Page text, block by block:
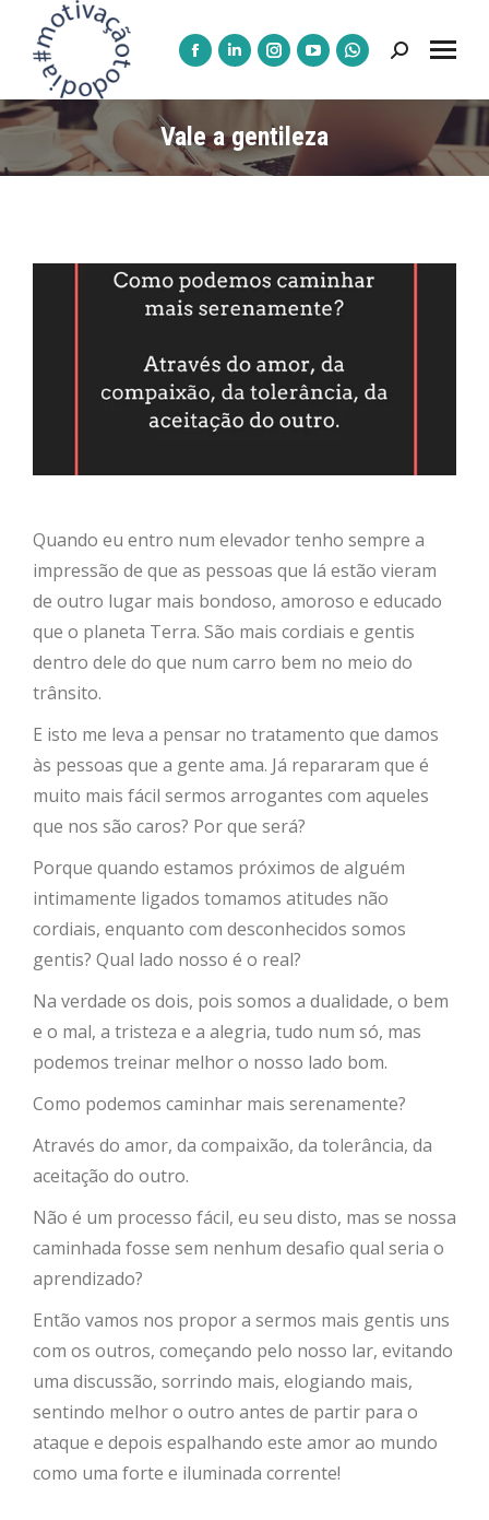
A
página
Facebook
abre
janela
A
página
LinkedIn
abre
janela
A
página
Instagram
abre
janela
A
página
YouTube
janela
A
página
janela
Pesquisar:
Vale a gentileza
Quando eu entro num elevador tenho sempre a
impressão de que as pessoas que lá estão vieram
de outro lugar mais bondoso, amoroso e educado
que o planeta Terra. São mais cordiais e gentis
dentro dele do que num carro bem no meio do
trânsito.
E isto me leva a pensar no tratamento que damos
às pessoas que a gente ama. Já repararam que é
muito mais fácil sermos arrogantes com aqueles
que nos são caros? Por que será?
Porque quando estamos próximos de alguém
intimamente ligados tomamos atitudes não
cordiais, enquanto com desconhecidos somos
gentis? Qual lado nosso é o real?
Na verdade os dois, pois somos a dualidade, o bem
e o mal, a tristeza e a alegria, tudo num só, mas
podemos treinar melhor o nosso lado bom.
Como podemos caminhar mais serenamente?
Através do amor, da compaixão, da tolerância, da
aceitação do outro.
Não é um processo fácil, eu seu disto, mas se nossa
caminhada fosse sem nenhum desafio qual seria o
aprendizado?
Então vamos nos propor a sermos mais gentis uns
com os outros, começando pelo nosso lar, evitando
uma discussão, sorrindo mais, elogiando mais,
sentindo melhor o outro antes de partir para o
ataque e depois espalhando este amor ao mundo
como uma forte e iluminada corrente!